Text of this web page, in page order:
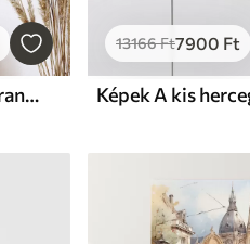
Képek Fekete és fehér macska aranyosan néznek egymásra naplementekor
13166Ft7900 Ft
Képek A kis